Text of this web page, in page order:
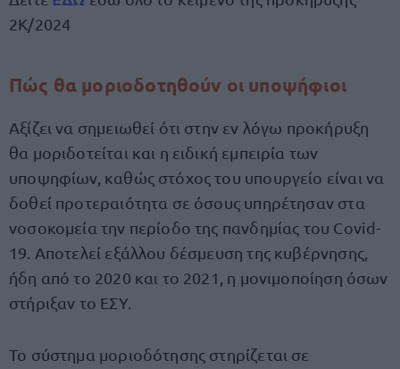
2Κ/2024
Πώς θα μοριοδοτηθούν οι υποψήφιοι
Αξίζει να σημειωθεί ότι στην εν λόγω προκήρυξη
θα μοριδοτείται και η ειδική εμπειρία των
υποψηφίων, καθώς στόχος του υπουργείο είναι να
δοθεί προτεραιότητα σε όσους υπηρέτησαν στα
νοσοκομεία την περίοδο της πανδημίας του Covid-
19. Αποτελεί εξάλλου δέσμευση της κυβέρνησης,
ήδη από το 2020 και το 2021, η μονιμοποίηση όσων
στήριξαν το ΕΣΥ.
Το σύστημα μοριοδότησης στηρίζεται σε